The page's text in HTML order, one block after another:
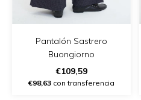
Pantalón Sastrero
Buongiorno
€109,59
€98,63 con transferencia